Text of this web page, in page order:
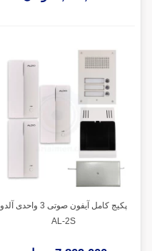
پکیج کامل آیفون صوتی 3 واحدی آلدو
AL-2S